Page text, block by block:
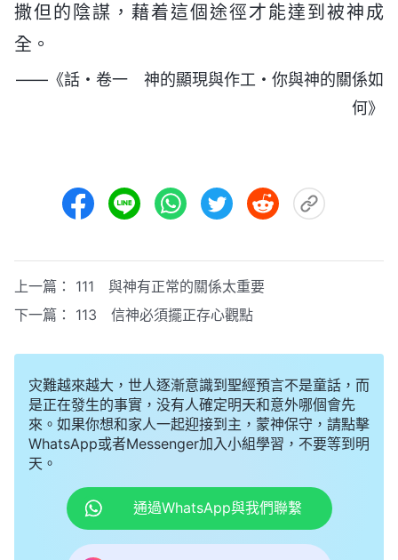
撒但的陰謀，藉着這個途徑才能達到被神成
全。
——《話・卷一 神的顯現與作工・你與神的關係如
何》
上一篇： 111 與神有正常的關係太重要
下一篇： 113 信神必須擺正存心觀點
灾難越來越大，世人逐漸意識到聖經預言不是童話，而
是正在發生的事實，没有人確定明天和意外哪個會先
來。如果你想和家人一起迎接到主，蒙神保守，請點擊
WhatsApp或者Messenger加入小組學習，不要等到明
天。
通過WhatsApp與我們聯繫